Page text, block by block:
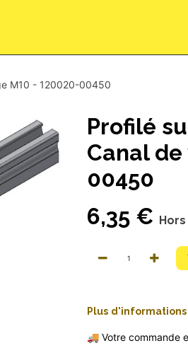
M10 - 120020-00450
Profilé
Canal
00450
6,35 €
Pl​us d'informations
🚚 Votre commande